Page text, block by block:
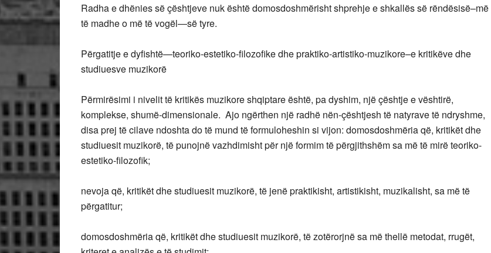
Radha e dhënies së çështjeve nuk është domosdoshmërisht shprehje e shkallës së rëndësisë–më
të madhe o më të vogël—së tyre.
Përgatitje e dyfishtë—teoriko-estetiko-filozofike dhe praktiko-artistiko-muzikore–e kritikëve dhe
studiuesve muzikorë
Përmirësimi i nivelit të kritikës muzikore shqiptare është, pa dyshim, një çështje e vështirë,
komplekse, shumë-dimensionale. Ajo ngërthen një radhë nën-çështjesh të natyrave të ndryshme,
disa prej të cilave ndoshta do të mund të formuloheshin si vijon: domosdoshmëria që, kritikët dhe
studiuesit muzikorë, të punojnë vazhdimisht për një formim të përgjithshëm sa më të mirë teoriko-
estetiko-filozofik;
nevoja që, kritikët dhe studiuesit muzikorë, të jenë praktikisht, artistikisht, muzikalisht, sa më të
përgatitur;
domosdoshmëria që, kritikët dhe studiuesit muzikorë, të zotërorjnë sa më thellë metodat, rrugët,